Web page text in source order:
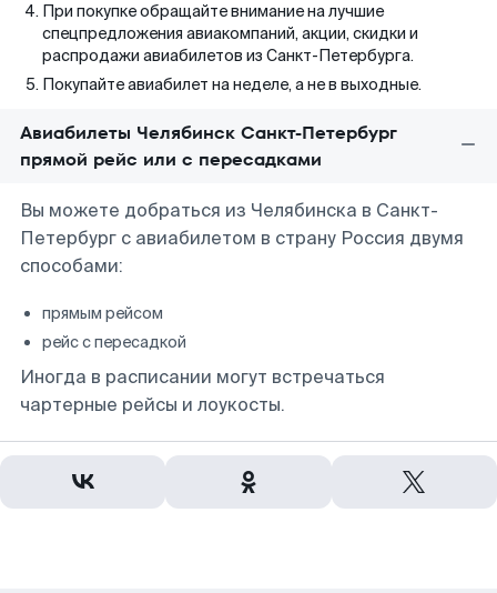
При покупке обращайте внимание на лучшие
спецпредложения авиакомпаний, акции, скидки и
распродажи авиабилетов из Санкт-Петербурга.
Покупайте авиабилет на неделе, а не в выходные.
Авиабилеты Челябинск Санкт-Петербург
прямой рейс или с пересадками
Вы можете добраться из Челябинска в Санкт-
Петербург с авиабилетом в страну Россия двумя
способами:
прямым рейсом
рейс с пересадкой
Иногда в расписании могут встречаться
чартерные рейсы и лоукосты.